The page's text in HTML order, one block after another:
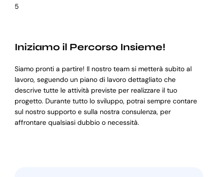
5
Iniziamo il Percorso Insieme!
Siamo pronti a partire! Il nostro team si metterà subito al
lavoro, seguendo un piano di lavoro dettagliato che
descrive tutte le attività previste per realizzare il tuo
progetto. Durante tutto lo sviluppo, potrai sempre contare
sul nostro supporto e sulla nostra consulenza, per
affrontare qualsiasi dubbio o necessità.